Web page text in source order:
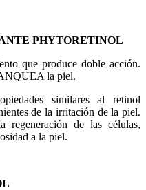
PHYTORETINOL
que produce doble acción.
la piel.
similares al retinol
de la irritación de la piel.
regeneración de las células,
a la piel.